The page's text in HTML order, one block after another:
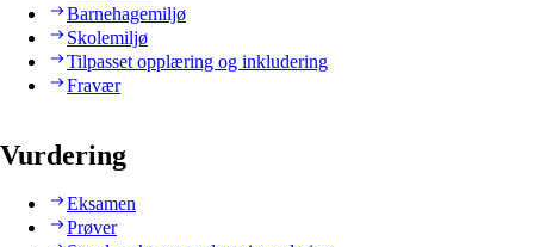
Barnehagemiljø
Skolemiljø
Tilpasset opplæring og inkludering
Fravær
Vurdering
Eksamen
Prøver